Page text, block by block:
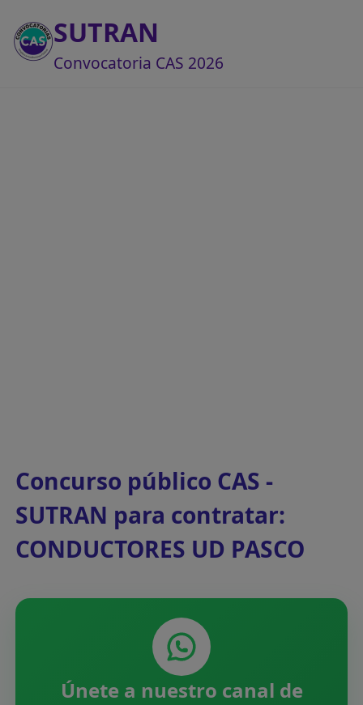
SUTRAN
Convocatoria CAS 2026
Concurso público CAS -
SUTRAN para contratar:
CONDUCTORES UD PASCO
Únete a nuestro canal de